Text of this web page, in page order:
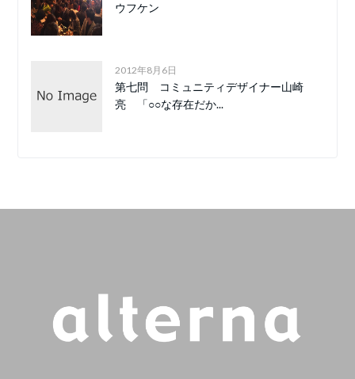
ウフケン
2012年8月6日
第七問 コミュニティデザイナー山崎
亮 「○○な存在だか...